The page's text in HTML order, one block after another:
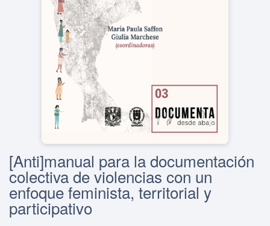
[Anti]manual para la documentación
colectiva de violencias con un
enfoque feminista, territorial y
participativo